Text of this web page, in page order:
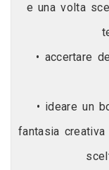
e una volta
• accertare
• ideare un
fantasia